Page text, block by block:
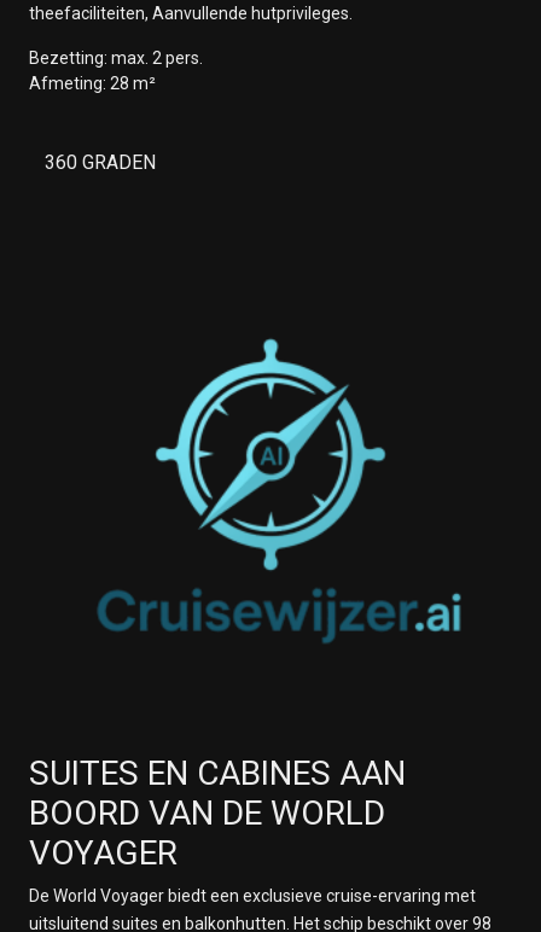
theefaciliteiten, Aanvullende hutprivileges.
Bezetting: max. 2 pers.
Afmeting: 28 m²
360 GRADEN
SUITES EN CABINES AAN
BOORD VAN DE WORLD
VOYAGER
De World Voyager biedt een exclusieve cruise-ervaring met
uitsluitend suites en balkonhutten. Het schip beschikt over 98